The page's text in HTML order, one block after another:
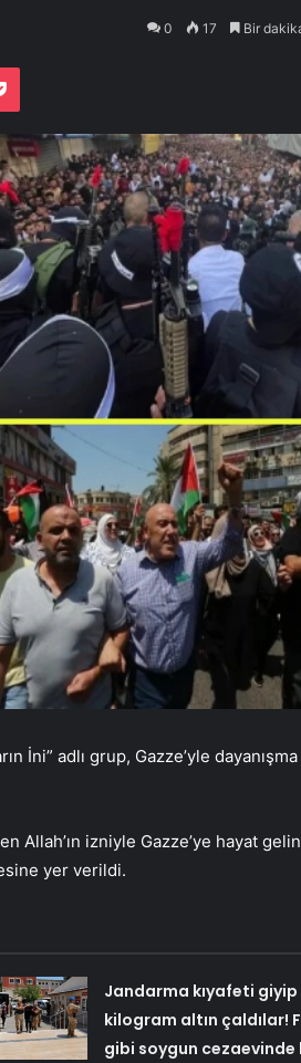
0 17 Bir
Pocket
İni” adlı grup, Gazze’yle dayanışma
Allah’ın izniyle Gazze’ye hayat
yer verildi.
Jandarma kıyafeti giyip
kilogram altın çaldılar!
gibi soygun